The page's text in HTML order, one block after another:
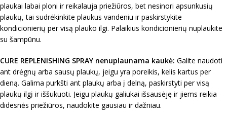
plaukai labai ploni ir reikalauja priežiūros, bet nesinori apsunkusių
plaukų, tai sudrėkinkite plaukus vandeniu ir paskirstykite
kondicionierių per visą plauko ilgi. Palaikius kondicionierių nuplaukite
su šampūnu.
CURE REPLENISHING SPRAY nenuplaunama kaukė: Galite naudoti
ant drėgnų arba sausų plaukų, jeigu yra poreikis, kelis kartus per
dieną. Galima purkšti ant plaukų arba į delną, paskirstyti per visą
plaukų ilgį ir iššukuoti. Jeigu plaukų galiukai išsausėję ir jiems reikia
didesnės priežiūros, naudokite gausiau ir dažniau.